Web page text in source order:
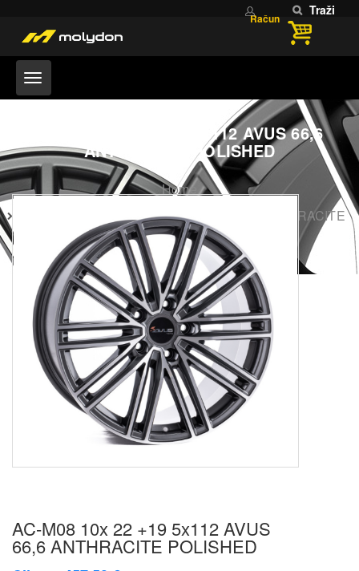
Račun
Traži
AC-M08 10X 22 +19 5X112 AVUS 66,6
ANTHRACITE POLISHED
Home
AC-M08 10x 22 +19 5x112 AVUS 66,6 ANTHRACITE
POLISHED
AC-M08 10x 22 +19 5x112 AVUS
66,6 ANTHRACITE POLISHED